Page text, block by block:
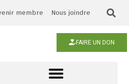
membre Nous joindre
FAIRE UN DON